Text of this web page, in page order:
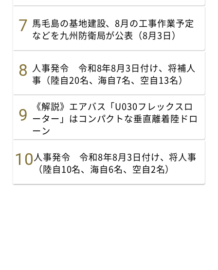
馬毛島の基地建設、8月の工事作業予定
などを九州防衛局が公表（8月3日）
人事発令 令和8年8月3日付け、将補人
事（陸自20名、海自7名、空自13名）
《解説》エアバス「U030フレックスロ
ーター」はコンパクトな垂直離着陸ドロ
ーン
人事発令 令和8年8月3日付け、将人事
（陸自10名、海自6名、空自2名）